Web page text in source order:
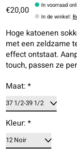
€20,00
In voorraad
In de winkel:
Hoge katoenen
met een zeldzame
effect ontstaat.
touch, passen ze
Maat: *
Kleur: *